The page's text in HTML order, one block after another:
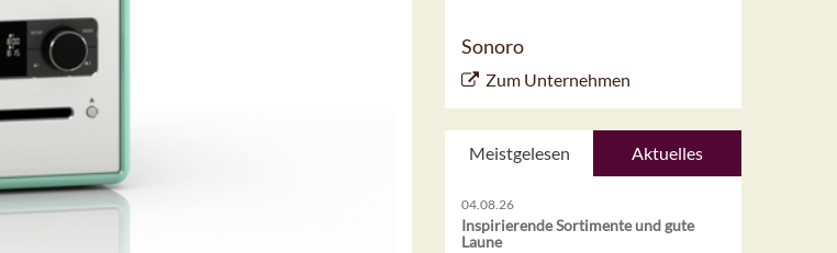
Sonoro
Zum Unternehmen
Meistgelesen Aktuelles
04.08.26
Inspirierende Sortimente und gute
Laune